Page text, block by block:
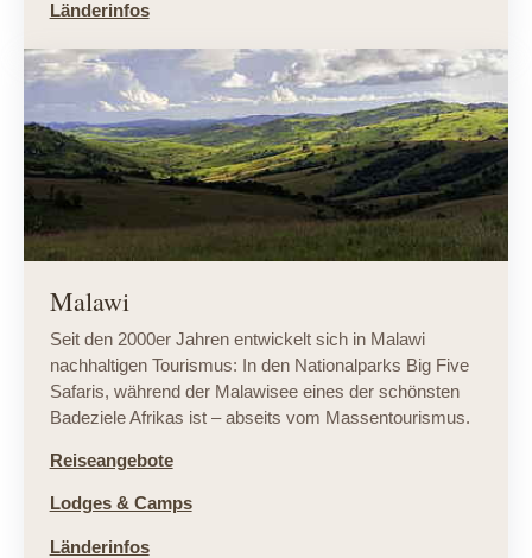
Länderinfos
Malawi
Seit den 2000er Jahren entwickelt sich in Malawi
nachhaltigen Tourismus: In den Nationalparks Big Five
Safaris, während der Malawisee eines der schönsten
Badeziele Afrikas ist – abseits vom Massentourismus.
Reiseangebote
Lodges & Camps
Länderinfos